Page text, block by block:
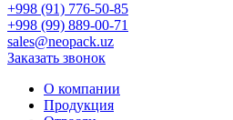
+998 (91) 776-50-85
+998 (99) 889-00-71
sales@neopack.uz
Заказать звонок
О компании
Продукция